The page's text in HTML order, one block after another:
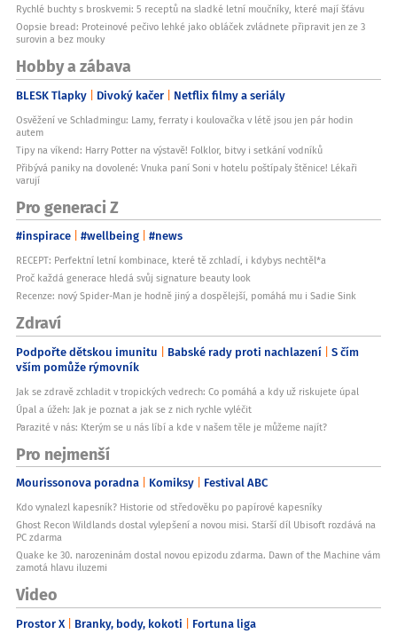
Rychlé buchty s broskvemi: 5 receptů na sladké letní moučníky, které mají šťávu
Oopsie bread: Proteinové pečivo lehké jako obláček zvládnete připravit jen ze 3
surovin a bez mouky
Hobby a zábava
BLESK Tlapky Divoký kačer Netflix filmy a seriály
Osvěžení ve Schladmingu: Lamy, ferraty i koulovačka v létě jsou jen pár hodin
autem
Tipy na víkend: Harry Potter na výstavě! Folklor, bitvy i setkání vodníků
Přibývá paniky na dovolené: Vnuka paní Soni v hotelu poštípaly štěnice! Lékaři
varují
Pro generaci Z
#inspirace #wellbeing #news
RECEPT: Perfektní letní kombinace, které tě zchladí, i kdybys nechtěl*a
Proč každá generace hledá svůj signature beauty look
Recenze: nový Spider-Man je hodně jiný a dospělejší, pomáhá mu i Sadie Sink
Zdraví
Podpořte dětskou imunitu Babské rady proti nachlazení S čím
vším pomůže rýmovník
Jak se zdravě zchladit v tropických vedrech: Co pomáhá a kdy už riskujete úpal
Úpal a úžeh: Jak je poznat a jak se z nich rychle vyléčit
Parazité v nás: Kterým se u nás líbí a kde v našem těle je můžeme najít?
Pro nejmenší
Mourissonova poradna Komiksy Festival ABC
Kdo vynalezl kapesník? Historie od středověku po papírové kapesníky
Ghost Recon Wildlands dostal vylepšení a novou misi. Starší díl Ubisoft rozdává na
PC zdarma
Quake ke 30. narozeninám dostal novou epizodu zdarma. Dawn of the Machine vám
zamotá hlavu iluzemi
Video
Prostor X Branky, body, kokoti Fortuna liga